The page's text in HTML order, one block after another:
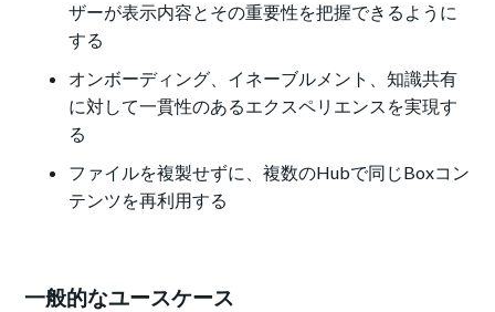
ザーが表示内容とその重要性を把握できるように
する
オンボーディング、イネーブルメント、知識共有
に対して一貫性のあるエクスペリエンスを実現す
る
ファイルを複製せずに、複数のHubで同じBoxコン
テンツを再利用する
一般的なユースケース